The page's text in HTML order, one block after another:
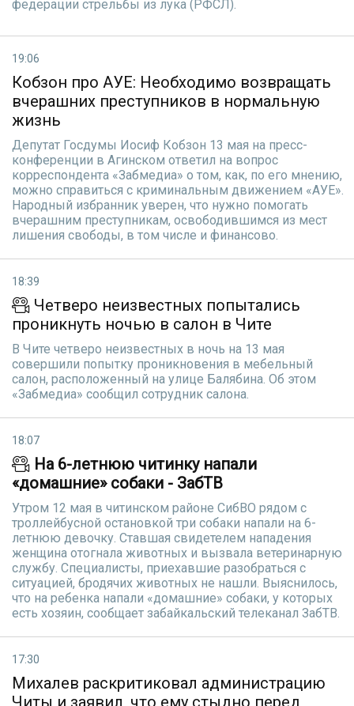
федерации стрельбы из лука (РФСЛ).
19:06
Кобзон про АУЕ: Необходимо возвращать
вчерашних преступников в нормальную
жизнь
Депутат Госдумы Иосиф Кобзон 13 мая на пресс-
конференции в Агинском ответил на вопрос
корреспондента «Забмедиа» о том, как, по его мнению,
можно справиться с криминальным движением «АУЕ».
Народный избранник уверен, что нужно помогать
вчерашним преступникам, освободившимся из мест
лишения свободы, в том числе и финансово.
18:39
Четверо неизвестных попытались
проникнуть ночью в салон в Чите
В Чите четверо неизвестных в ночь на 13 мая
совершили попытку проникновения в мебельный
салон, расположенный на улице Балябина. Об этом
«Забмедиа» сообщил сотрудник салона.
18:07
На 6-летнюю читинку напали
«домашние» собаки - ЗабТВ
Утром 12 мая в читинском районе СибВО рядом с
троллейбусной остановкой три собаки напали на 6-
летнюю девочку. Ставшая свидетелем нападения
женщина отогнала животных и вызвала ветеринарную
службу. Специалисты, приехавшие разобраться с
ситуацией, бродячих животных не нашли. Выяснилось,
что на ребенка напали «домашние» собаки, у которых
есть хозяин, сообщает забайкальский телеканал ЗабТВ.
17:30
Михалев раскритиковал администрацию
Читы и заявил, что ему стыдно перед